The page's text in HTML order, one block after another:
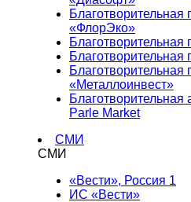
«ФлорЭко»
Благотворительная
«Металлоинвест»
Parle Market
СМИ
СМИ
«Вести», Россия 1
ИС «Вести»